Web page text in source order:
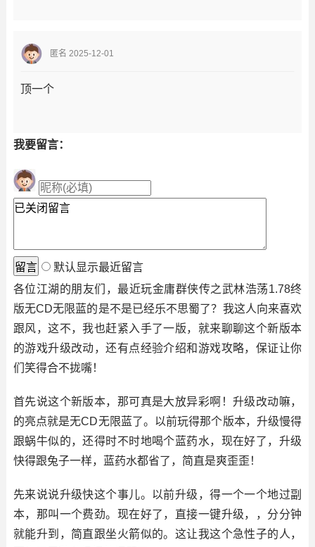
匿名 2025-12-01
顶一个
我要留言：
默认显示最近留言
各位江湖的朋友们，最近玩金庸群侠传之武林浩荡1.78终
版无CD无限蓝的是不是已经乐不思蜀了？我这人向来喜欢
跟风，这不，我也赶紧入手了一版，就来聊聊这个新版本
的游戏升级改动，还有点经验介绍和游戏攻略，保证让你
们笑得合不拢嘴！
首先说这个新版本，那可真是大放异彩啊！升级改动嘛，
的亮点就是无CD无限蓝了。以前玩得那个版本，升级慢得
跟蜗牛似的，还得时不时地喝个蓝药水，现在好了，升级
快得跟兔子一样，蓝药水都省了，简直是爽歪歪！
先来说说升级快这个事儿。以前升级，得一个一个地过副
本，那叫一个费劲。现在好了，直接一键升级，，分分钟
就能升到，简直跟坐火箭似的。这让我这个急性子的人，